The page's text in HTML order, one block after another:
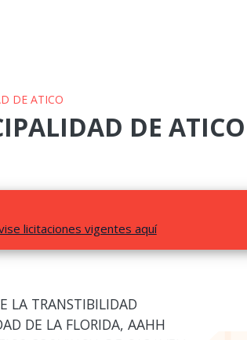
DE ATICO
DE
licitaciones vigentes aquí
LA TRANSTIBILIDAD
DE LA FLORIDA, AAHH